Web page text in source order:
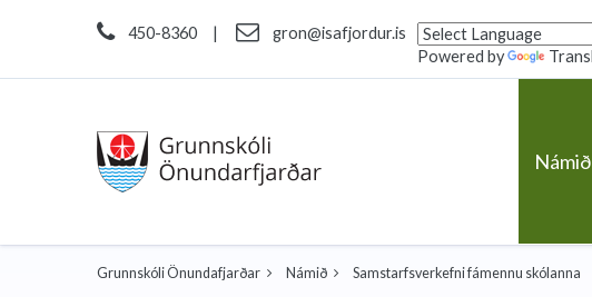
450-8360 |
gron@isafjordur.is
Powered by
Námið
Grunnskóli Önundafjarðar Námið Samstarfsverkefni fámennu skólanna